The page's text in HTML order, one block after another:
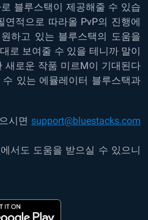
블루스택이 제공해줄 수 있습
적으로 따라올 PvP의 진행에
하고 있는 블루스택의 도움을
로 보여줄 수 있을 테니까 말이
새로운 작품 미르M이 기대된다
있는 에뮬레이터 블루스택과
시면 support@bluestacks.com
에서도 도움을 받으실 수 있으니